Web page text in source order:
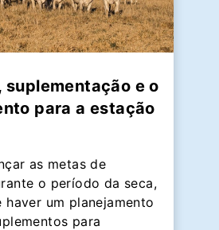
suplementação e o
para a estação
as metas de
o período da seca,
um planejamento
para